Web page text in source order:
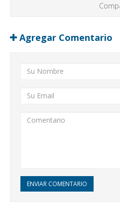
Agregar Comentario
ENVIAR COMENTARIO